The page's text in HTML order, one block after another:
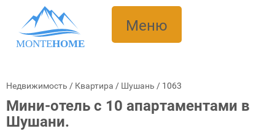
MONTEHOME
Меню
Недвижимость / Квартира / Шушань / 1063
Мини-отель с 10 апартаментами в
Шушани.